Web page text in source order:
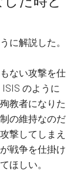
に解説した。
ない攻撃を仕
のように
教者になりた
の維持なのだ
撃してしまえ
戦争を仕掛け
ほしい。